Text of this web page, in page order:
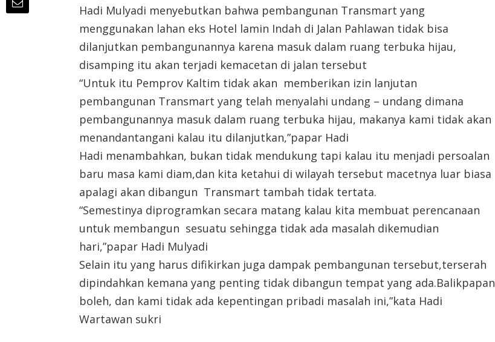
Hadi Mulyadi menyebutkan bahwa pembangunan Transmart yang
menggunakan lahan eks Hotel lamin Indah di Jalan Pahlawan tidak bisa
dilanjutkan pembangunannya karena masuk dalam ruang terbuka hijau,
disamping itu akan terjadi kemacetan di jalan tersebut
“Untuk itu Pemprov Kaltim tidak akan memberikan izin lanjutan
pembangunan Transmart yang telah menyalahi undang – undang dimana
pembangunannya masuk dalam ruang terbuka hijau, makanya kami tidak akan
menandantangani kalau itu dilanjutkan,”papar Hadi
Hadi menambahkan, bukan tidak mendukung tapi kalau itu menjadi persoalan
baru masa kami diam,dan kita ketahui di wilayah tersebut macetnya luar biasa
apalagi akan dibangun Transmart tambah tidak tertata.
“Semestinya diprogramkan secara matang kalau kita membuat perencanaan
untuk membangun sesuatu sehingga tidak ada masalah dikemudian
hari,”papar Hadi Mulyadi
Selain itu yang harus difikirkan juga dampak pembangunan tersebut,terserah
dipindahkan kemana yang penting tidak dibangun tempat yang ada.Balikpapan
boleh, dan kami tidak ada kepentingan pribadi masalah ini,”kata Hadi
Wartawan sukri